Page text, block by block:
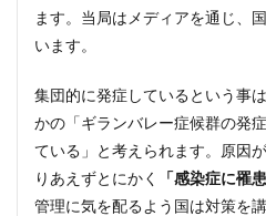
ます。当局はメディアを通じ、
います。
集団的に発症しているという事
かの「ギランバレー症候群の発
ている」と考えられます。原因
りあえずとにかく
「感染症に罹
管理に気を配るよう国は対策を